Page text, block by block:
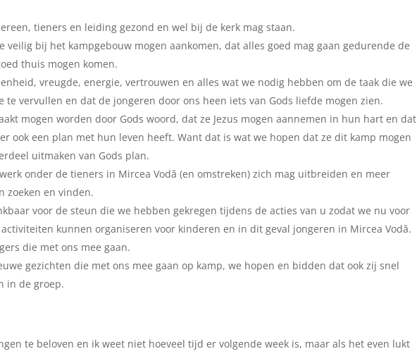
tieners en leiding gezond en wel bij de kerk mag staan.
veilig bij het kampgebouw mogen aankomen, dat alles goed mag gaan gedurende de
thuis mogen komen.
vreugde, energie, vertrouwen en alles wat we nodig hebben om de taak die we
te vervullen en dat de jongeren door ons heen iets van Gods liefde mogen zien.
mogen worden door Gods woord, dat ze Jezus mogen aannemen in hun hart en dat
ook een plan met hun leven heeft. Want dat is wat we hopen dat ze dit kamp mogen
uitmaken van Gods plan.
onder de tieners in Mircea Vodă (en omstreken) zich mag uitbreiden en meer
zoeken en vinden.
voor de steun die we hebben gekregen tijdens de acties van u zodat we nu voor
kunnen organiseren voor kinderen en in dit geval jongeren in Mircea Vodă.
die met ons mee gaan.
gezichten die met ons mee gaan op kamp, we hopen en bidden dat ook zij snel
in de groep.
te beloven en ik weet niet hoeveel tijd er volgende week is, maar als het even lukt